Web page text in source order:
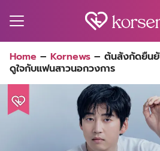
for:
Home – Kornews – ต้นสังกัดยืน
ดูใจกับแฟนสาวนอกวงการ